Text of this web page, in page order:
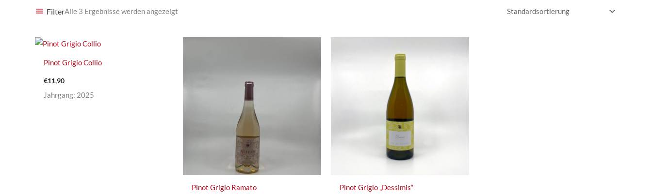
FilterAlle 3 Ergebnisse werden angezeigt
Pinot Grigio Collio
€11,90
Jahrgang: 2025
Pinot Grigio Ramato Pinot Grigio „Dessimis“